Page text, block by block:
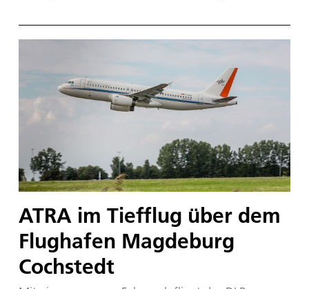
ATRA im Tiefflug über dem
Flughafen Magdeburg
Cochstedt